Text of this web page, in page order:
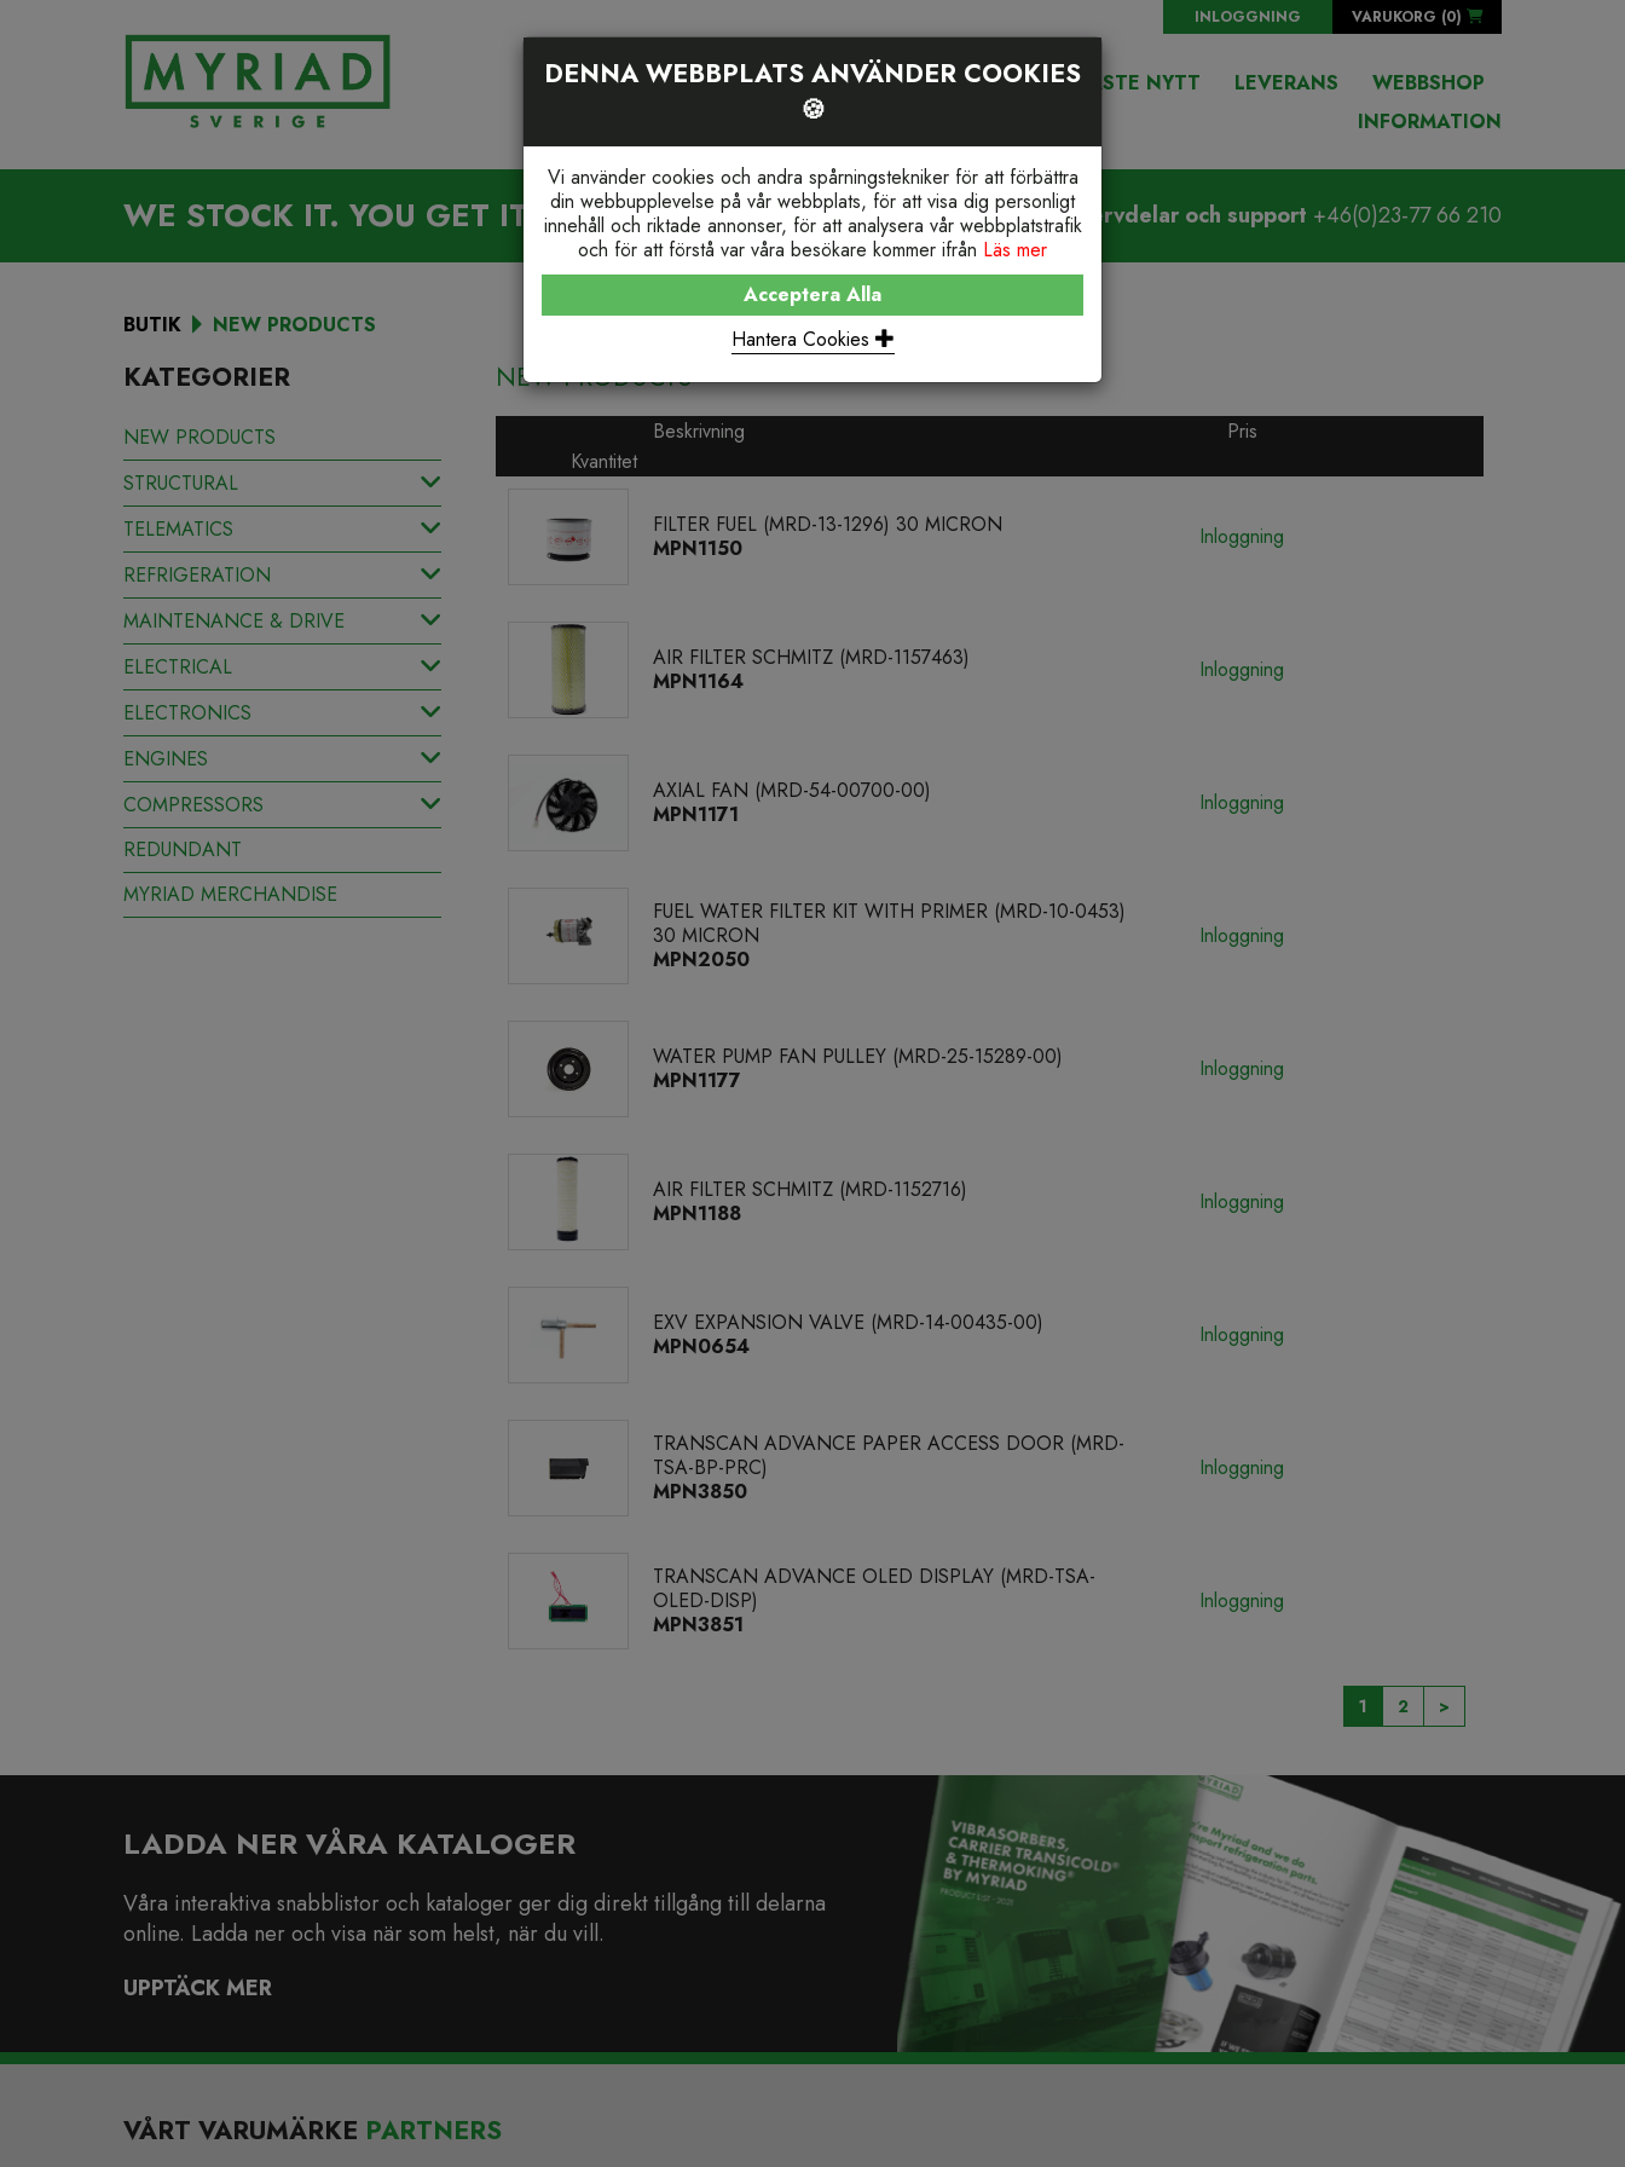
INLOGGNING VARUKORG (0)
PRODUKTSÖKNING HEM OM OSS SENASTE NYTT LEVERANS
WEBBSHOP
INFORMATION
WE STOCK IT. YOU GET IT. Reservdelar och support +46(0)23-77 66 210
BUTIK NEW PRODUCTS
KATEGORIER
NEW PRODUCTS
STRUCTURAL
TELEMATICS
REFRIGERATION
MAINTENANCE & DRIVE
ELECTRICAL
ELECTRONICS
ENGINES
COMPRESSORS
REDUNDANT
MYRIAD MERCHANDISE
NEW PRODUCTS
Beskrivning
Pris
Kvantitet
FILTER FUEL (MRD-13-1296) 30 MICRON
MPN1150
Inloggning
AIR FILTER SCHMITZ (MRD-1157463)
MPN1164
Inloggning
AXIAL FAN (MRD-54-00700-00)
MPN1171
Inloggning
FUEL WATER FILTER KIT WITH PRIMER (MRD-10-0453)
30 MICRON
MPN2050
Inloggning
WATER PUMP FAN PULLEY (MRD-25-15289-00)
MPN1177
Inloggning
AIR FILTER SCHMITZ (MRD-1152716)
MPN1188
Inloggning
EXV EXPANSION VALVE (MRD-14-00435-00)
MPN0654
Inloggning
TRANSCAN ADVANCE PAPER ACCESS DOOR (MRD-
TSA-BP-PRC)
MPN3850
Inloggning
TRANSCAN ADVANCE OLED DISPLAY (MRD-TSA-
OLED-DISP)
MPN3851
Inloggning
1 2 >
LADDA NER VÅRA KATALOGER
Våra interaktiva snabblistor och kataloger ger dig direkt tillgång till delarna
online. Ladda ner och visa när som helst, när du vill.
UPPTÄCK MER
VÅRT VARUMÄRKE PARTNERS
DENNA WEBBPLATS ANVÄNDER COOKIES
🍪
Vi använder cookies och andra spårningstekniker för att förbättra
din webbupplevelse på vår webbplats, för att visa dig personligt
innehåll och riktade annonser, för att analysera vår webbplatstrafik
och för att förstå var våra besökare kommer ifrån Läs mer
Acceptera Alla
Hantera Cookies